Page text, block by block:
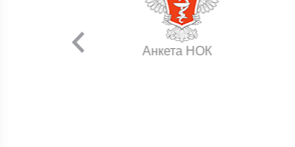
Анкета НОК